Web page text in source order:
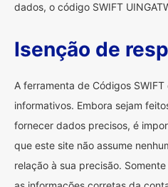
dados, o código SWIFT
Isenção de
A ferramenta de Códigos
informativos. Embora sejam
fornecer dados precisos, é
que este site não assume
relação à sua precisão.